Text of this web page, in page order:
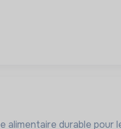
durable pour